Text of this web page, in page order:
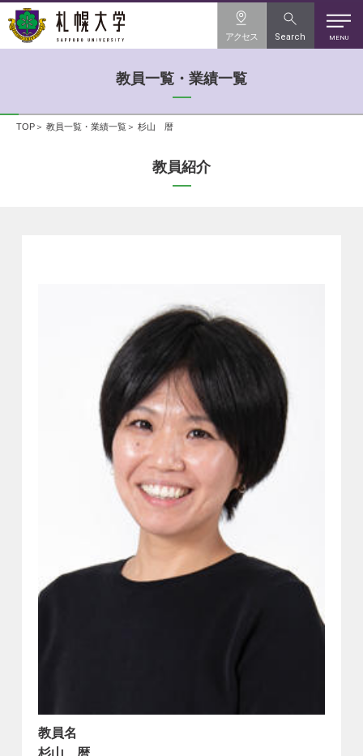
MENU
アクセス Search
教員一覧・業績一覧
TOP 教員一覧・業績一覧 杉山 暦
教員紹介
教員名